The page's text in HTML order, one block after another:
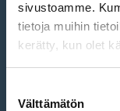
sivustoamme.
tietoja muihin
kerätty, kun olet
valinta
Välttämätön